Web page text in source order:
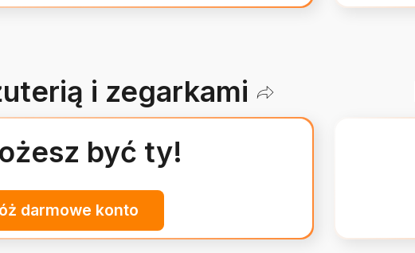
i zegarkami
być ty!
darmowe konto